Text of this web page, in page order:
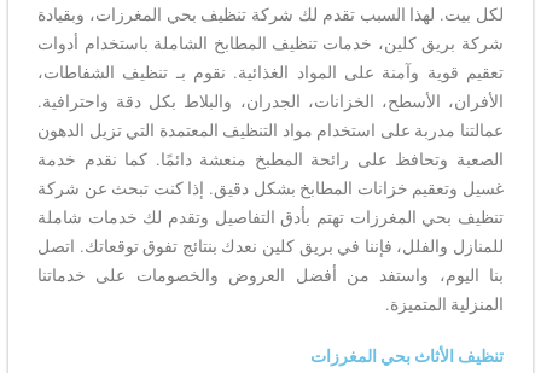
لكل بيت. لهذا السبب تقدم لك شركة تنظيف بحي المغرزات، وبقيادة
شركة بريق كلين، خدمات تنظيف المطابخ الشاملة باستخدام أدوات
تعقيم قوية وآمنة على المواد الغذائية. نقوم بـ تنظيف الشفاطات،
الأفران، الأسطح، الخزانات، الجدران، والبلاط بكل دقة واحترافية.
عمالتنا مدربة على استخدام مواد التنظيف المعتمدة التي تزيل الدهون
الصعبة وتحافظ على رائحة المطبخ منعشة دائمًا. كما نقدم خدمة
غسيل وتعقيم خزانات المطابخ بشكل دقيق. إذا كنت تبحث عن شركة
تنظيف بحي المغرزات تهتم بأدق التفاصيل وتقدم لك خدمات شاملة
للمنازل والفلل، فإننا في بريق كلين نعدك بنتائج تفوق توقعاتك. اتصل
بنا اليوم، واستفد من أفضل العروض والخصومات على خدماتنا
المنزلية المتميزة.
تنظيف الأثاث بحي المغرزات